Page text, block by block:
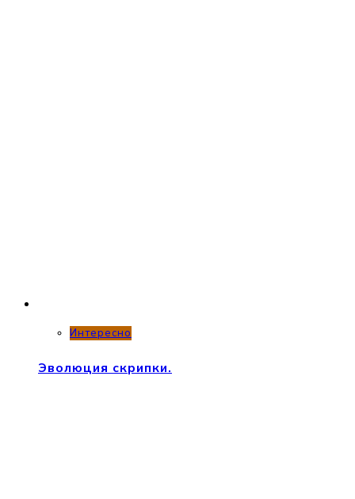
Интересно
Эволюция скрипки.